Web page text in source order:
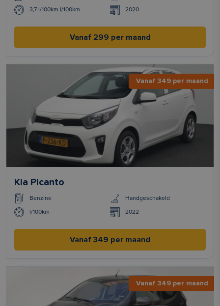
3,7 l/100km l/100km 2020
Vanaf 299 per maand
Vanaf 349 per maand
Kia Picanto
Benzine Handgeschakeld
l/100km 2022
Vanaf 349 per maand
Vanaf 349 per maand